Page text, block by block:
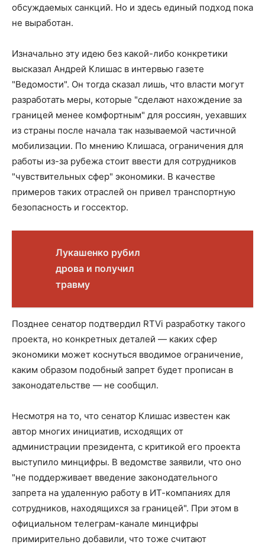
обсуждаемых санкций. Но и здесь единый подход пока
не выработан.
Изначально эту идею без какой-либо конкретики
высказал Андрей Клишас в интервью газете
"Ведомости". Он тогда сказал лишь, что власти могут
разработать меры, которые "сделают нахождение за
границей менее комфортным" для россиян, уехавших
из страны после начала так называемой частичной
мобилизации. По мнению Клишаса, ограничения для
работы из-за рубежа стоит ввести для сотрудников
"чувствительных сфер" экономики. В качестве
примеров таких отраслей он привел транспортную
безопасность и госсектор.
Лукашенко рубил
дрова и получил
травму
Позднее сенатор подтвердил RTVi разработку такого
проекта, но конкретных деталей — каких сфер
экономики может коснуться вводимое ограничение,
каким образом подобный запрет будет прописан в
законодательстве — не сообщил.
Несмотря на то, что сенатор Клишас известен как
автор многих инициатив, исходящих от
администрации президента, с критикой его проекта
выступило минцифры. В ведомстве заявили, что оно
"не поддерживает введение законодательного
запрета на удаленную работу в ИТ-компаниях для
сотрудников, находящихся за границей". При этом в
официальном телеграм-канале минцифры
примирительно добавили, что тоже считают